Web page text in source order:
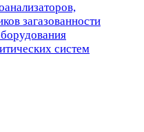
загазованности
систем